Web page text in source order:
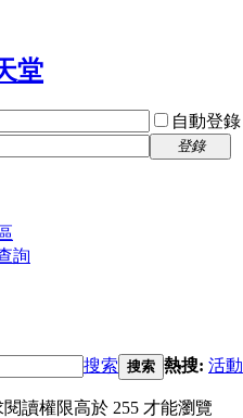
自動登錄
登錄
詢
搜索 搜索 熱搜: 活動
讀權限高於 255 才能瀏覽